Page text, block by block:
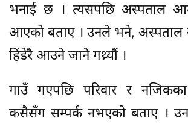
भनाई छ । त्यसपछि अस्पताल
आएको बताए । उनले भने,
हिंडेरै आउने जाने गथ्र्यौं ।
गाउँ गएपछि परिवार र
कसैसँग सम्पर्क नभएको बताए ।